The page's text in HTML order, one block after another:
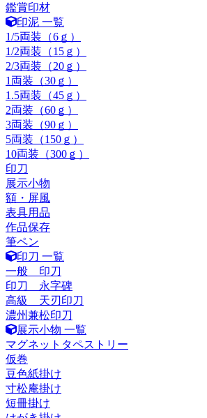
鑑賞印材
印泥 一覧
1/5両装（6ｇ）
1/2両装（15ｇ）
2/3両装（20ｇ）
1両装（30ｇ）
1.5両装（45ｇ）
2両装（60ｇ）
3両装（90ｇ）
5両装（150ｇ）
10両装（300ｇ）
印刀
展示小物
額・屏風
表具用品
作品保存
筆ペン
印刀 一覧
一般 印刀
印刀 永字碑
高級 天刃印刀
濃州兼松印刀
展示小物 一覧
マグネットタペストリー
仮巻
豆色紙掛け
寸松庵掛け
短冊掛け